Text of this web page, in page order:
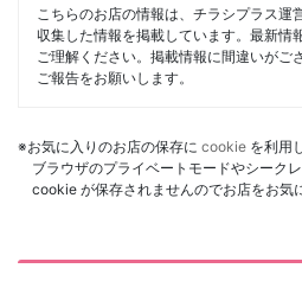
こちらのお店の情報は、チラシプラス運
収集した情報を掲載しています。最新情
ご理解ください。掲載情報に間違いがご
ご報告をお願いします。
※お気に入りのお店の保存に cookie を利用
ブラウザのプライベートモードやシーク
cookie が保存されませんのでお店をお気